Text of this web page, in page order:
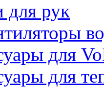
рук
для
для